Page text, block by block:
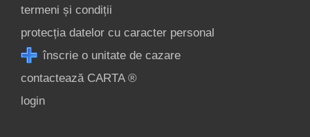
termeni și condiții
protecția datelor cu caracter personal
înscrie o unitate de cazare
contactează CARTA ®
login